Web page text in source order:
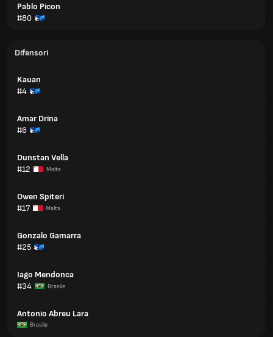
Pablo Picon
#80
Difensori
Kauan
#4
Amar Drina
#6
Dunstan Vella
#12
Malta
Owen Spiteri
#17
Malta
Gonzalo Gamarra
#25
Iago Mendonca
#34
Brasile
Antonio Abreu Lara
Brasile